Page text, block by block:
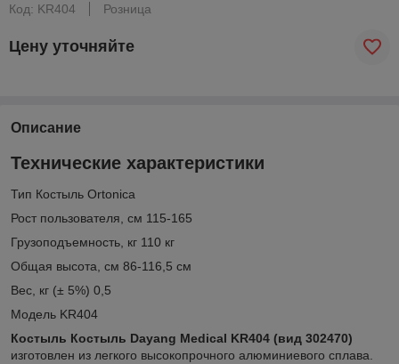
Код: KR404
Розница
Цену уточняйте
Описание
Технические характеристики
Тип Костыль Ortonica
Рост пользователя, см 115-165
Грузоподъемность, кг 110 кг
Общая высота, см 86-116,5 см
Вес, кг (± 5%) 0,5
Модель KR404
Костыль Костыль Dayang Medical KR404 (вид 302470)
изготовлен из легкого высокопрочного алюминиевого сплава.